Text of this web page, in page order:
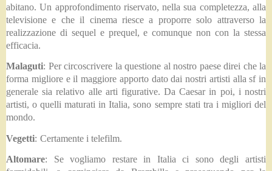
abitano. Un approfondimento riservato, nella sua completezza, alla
televisione e che il cinema riesce a proporre solo attraverso la
realizzazione di sequel e prequel, e comunque non con la stessa
efficacia.
Malaguti: Per circoscrivere la questione al nostro paese direi che la
forma migliore e il maggiore apporto dato dai nostri artisti alla sf in
generale sia relativo alle arti figurative. Da Caesar in poi, i nostri
artisti, o quelli maturati in Italia, sono sempre stati tra i migliori del
mondo.
Vegetti: Certamente i telefilm.
Altomare: Se vogliamo restare in Italia ci sono degli artisti